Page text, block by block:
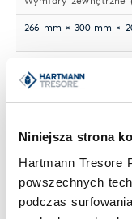
Niniejsza strona
Hartmann Tresore
powszechnych
podczas
266 mm × 300 mm ×
Wymiary wewnętrzne
200 mm × 234 mm ×